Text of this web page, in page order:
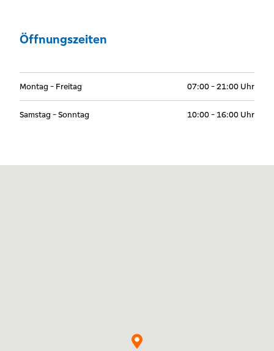
Öffnungszeiten
Montag - Freitag 07:00 - 21:00 Uhr
Samstag - Sonntag 10:00 - 16:00 Uhr